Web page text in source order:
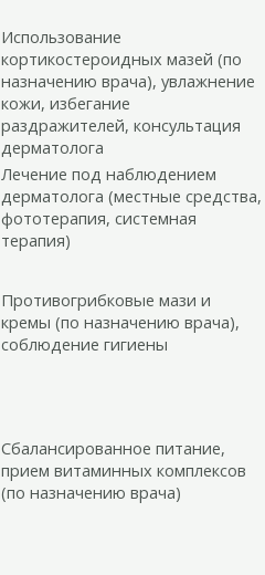
Использование
кортикостероидных мазей (по
назначению врача), увлажнение
кожи, избегание
раздражителей, консультация
дерматолога
Лечение под наблюдением
дерматолога (местные средства,
фототерапия, системная
терапия)
Противогрибковые мази и
кремы (по назначению врача),
соблюдение гигиены
Сбалансированное питание,
прием витаминных комплексов
(по назначению врача)